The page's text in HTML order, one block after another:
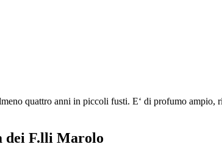
quattro anni in piccoli fusti. E‘ di profumo ampio,
dei F.lli Marolo